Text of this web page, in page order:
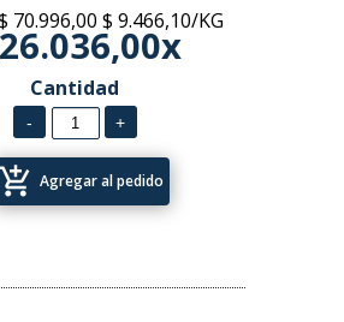
70.996,00 $ 9.466,10/KG
Cantidad
add_shopping_cart Agregar al pedido